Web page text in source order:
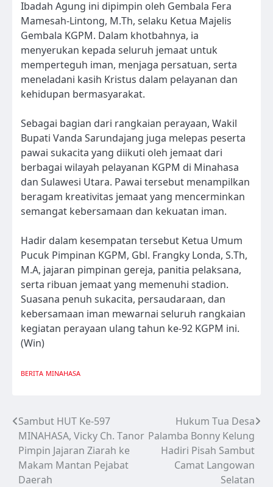
Ibadah Agung ini dipimpin oleh Gembala Fera
Mamesah-Lintong, M.Th, selaku Ketua Majelis
Gembala KGPM. Dalam khotbahnya, ia
menyerukan kepada seluruh jemaat untuk
memperteguh iman, menjaga persatuan, serta
meneladani kasih Kristus dalam pelayanan dan
kehidupan bermasyarakat.
Sebagai bagian dari rangkaian perayaan, Wakil
Bupati Vanda Sarundajang juga melepas peserta
pawai sukacita yang diikuti oleh jemaat dari
berbagai wilayah pelayanan KGPM di Minahasa
dan Sulawesi Utara. Pawai tersebut menampilkan
beragam kreativitas jemaat yang mencerminkan
semangat kebersamaan dan kekuatan iman.
Hadir dalam kesempatan tersebut Ketua Umum
Pucuk Pimpinan KGPM, Gbl. Frangky Londa, S.Th,
M.A, jajaran pimpinan gereja, panitia pelaksana,
serta ribuan jemaat yang memenuhi stadion.
Suasana penuh sukacita, persaudaraan, dan
kebersamaan iman mewarnai seluruh rangkaian
kegiatan perayaan ulang tahun ke-92 KGPM ini.
(Win)
BERITA MINAHASA
Navigasi
pos
Sambut HUT Ke-597
MINAHASA, Vicky Ch. Tanor
Pimpin Jajaran Ziarah ke
Makam Mantan Pejabat
Daerah
Hukum Tua Desa
Palamba Bonny Kelung
Hadiri Pisah Sambut
Camat Langowan
Selatan